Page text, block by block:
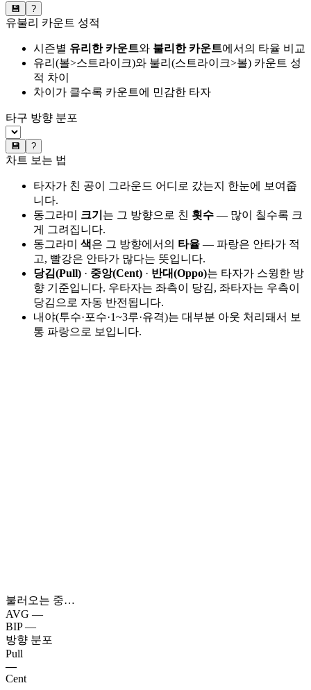
💾 ?
유불리 카운트 성적
시즌별 유리한 카운트와 불리한 카운트에서의 타율 비교
유리(볼>스트라이크)와 불리(스트라이크>볼) 카운트 성
적 차이
차이가 클수록 카운트에 민감한 타자
타구 방향 분포
💾 ?
차트 보는 법
타자가 친 공이 그라운드 어디로 갔는지 한눈에 보여줍
니다.
동그라미 크기 는 그 방향으로 친 횟수 — 많이 칠수록 크
게 그려집니다.
동그라미 색은 그 방향에서의 타율 — 파랑은 안타가 적
고, 빨강은 안타가 많다는 뜻입니다.
당김(Pull) · 중앙(Cent) · 반대(Oppo)는 타자가 스윙한 방
향 기준입니다. 우타자는 좌측이 당김, 좌타자는 우측이
당김으로 자동 반전됩니다.
내야(투수·포수·1~3루·유격)는 대부분 아웃 처리돼서 보
통 파랑으로 보입니다.
불러오는 중…
AVG —
BIP —
방향 분포
Pull
—
Cent